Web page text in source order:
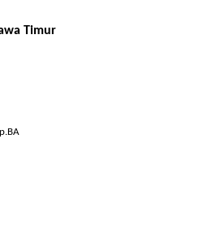
Timur